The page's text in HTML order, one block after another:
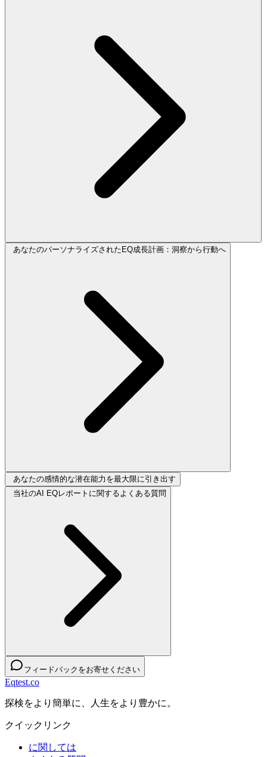
あなたのパーソナライズされたEQ成長計画：洞察から行動へ
あなたの感情的な潜在能力を最大限に引き出す
当社のAI EQレポートに関するよくある質問
フィードバックをお寄せください
Eqtest.co
探検をより簡単に、人生をより豊かに。
クイックリンク
に関しては